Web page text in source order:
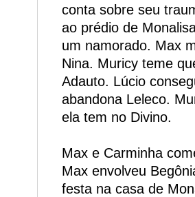
conta sobre seu
ao prédio de
um namorado. Max
Nina. Muricy teme
Adauto. Lúcio
abandona Leleco.
ela tem no Divino.
Max e Carminha
Max envolveu
festa na casa de